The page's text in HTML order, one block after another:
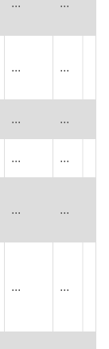
... ...
... ...
... ...
... ...
... ...
... ...